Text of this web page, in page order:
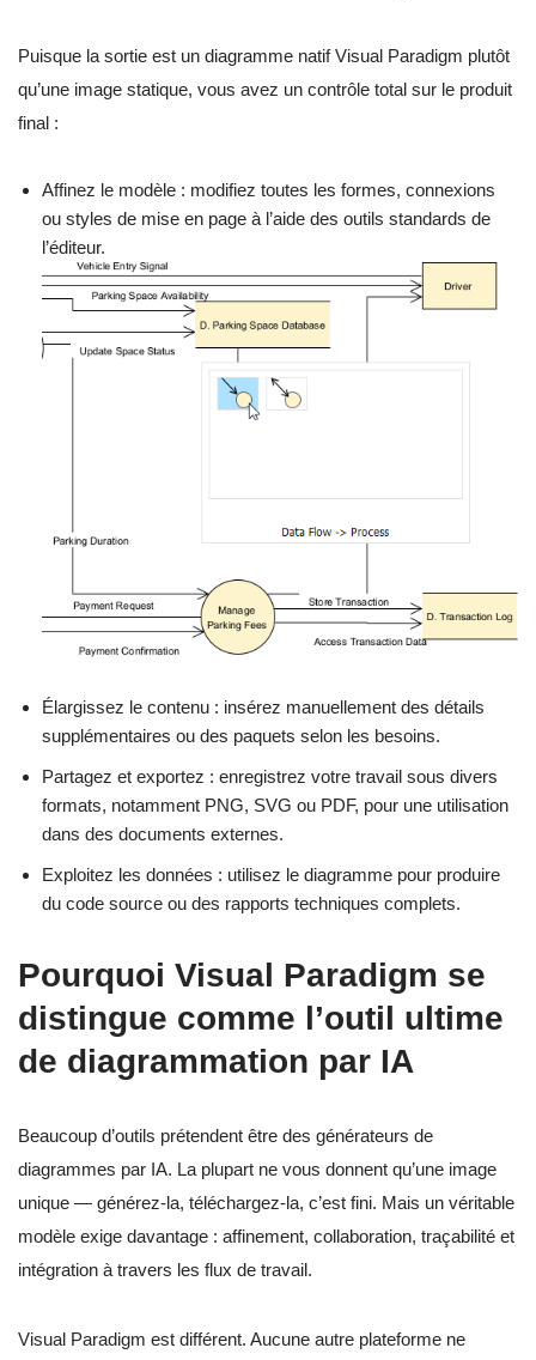
Puisque la sortie est un diagramme natif Visual Paradigm plutôt
qu’une image statique, vous avez un contrôle total sur le produit
final :
Affinez le modèle : modifiez toutes les formes, connexions
ou styles de mise en page à l’aide des outils standards de
l’éditeur.
Élargissez le contenu : insérez manuellement des détails
supplémentaires ou des paquets selon les besoins.
Partagez et exportez : enregistrez votre travail sous divers
formats, notamment PNG, SVG ou PDF, pour une utilisation
dans des documents externes.
Exploitez les données : utilisez le diagramme pour produire
du code source ou des rapports techniques complets.
Pourquoi Visual Paradigm se
distingue comme l’outil ultime
de diagrammation par IA
Beaucoup d’outils prétendent être des générateurs de
diagrammes par IA. La plupart ne vous donnent qu’une image
unique — générez-la, téléchargez-la, c’est fini. Mais un véritable
modèle exige davantage : affinement, collaboration, traçabilité et
intégration à travers les flux de travail.
Visual Paradigm est différent. Aucune autre plateforme ne